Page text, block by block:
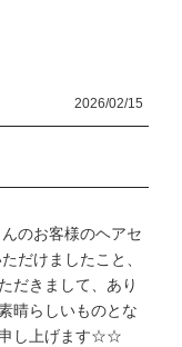
2026/02/15
のお客様のヘアセ
だけましたこと、
だきまして、あり
晴らしいものとな
申し上げます☆☆